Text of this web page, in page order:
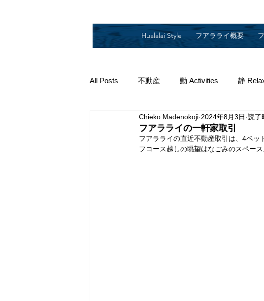
Hualalai Style フアラライ概要
All Posts 不動産 動 Activities 静
2018 2014 2013
フアラライの一軒家取引
Chieko Madenokoji 2024年8月3日 読了
フアラライの直近不動産取引は、4ベ
フコース越しの眺望はなごみのスペース